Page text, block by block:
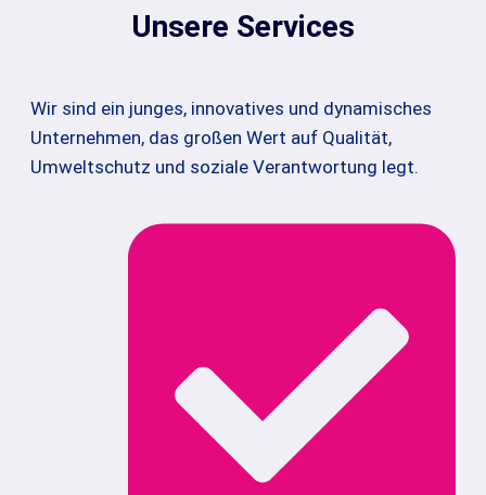
Unsere Services
Wir sind ein junges, innovatives und dynamisches
Unternehmen, das großen Wert auf Qualität,
Umweltschutz und soziale Verantwortung legt.